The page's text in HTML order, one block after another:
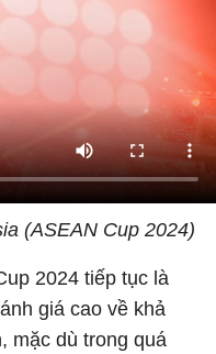
(ASEAN Cup 2024)
2024 tiếp tục là
giá cao về khả
mặc dù trong quá